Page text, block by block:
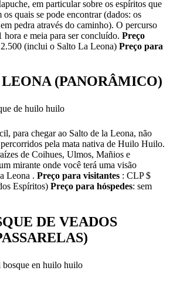
em particular sobre os espíritos que
quais se pode encontrar (dados: os
pedra através do caminho). O percurso
hora e meia para ser concluído. Preço
(inclui o Salto La Leona) Preço para
(PANORÂMICO)
para chegar ao Salto de la Leona, não
pela mata nativa de Huilo Huilo.
de Coihues, Ulmos, Mañios e
mirante onde você terá uma visão
Leona . Preço para visitantes : CLP $
Espíritos) Preço para hóspedes: sem
DE VEADOS